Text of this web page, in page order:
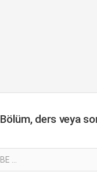
Bölüm, ders veya